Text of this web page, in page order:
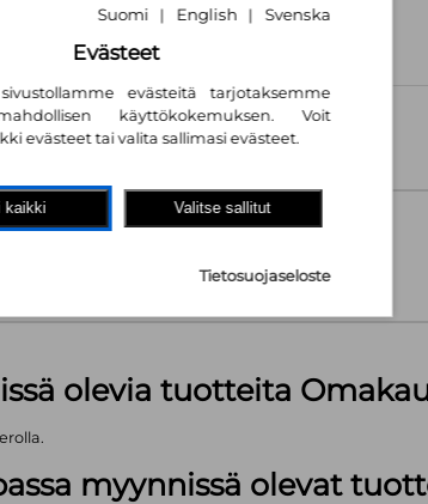
kpl
olevia tuotteita
myynnissä olevat
Suomi | English | Svenska
Evästeet
evästeitä tarjotaksemme
käyttökokemuksen. Voit
evästeet tai valita sallimasi evästeet.
kaikki Valitse sallitut
Tietosuojaseloste